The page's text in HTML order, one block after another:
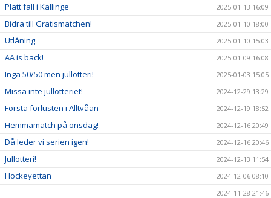
Platt fall i Kallinge 2025-01-13 16:09
Bidra till Gratismatchen! 2025-01-10 18:00
Utlåning 2025-01-10 15:03
AA is back! 2025-01-09 16:08
Inga 50/50 men jullotteri! 2025-01-03 15:05
Missa inte jullotteriet! 2024-12-29 13:29
Första förlusten i Alltvåan 2024-12-19 18:52
Hemmamatch på onsdag! 2024-12-16 20:49
Då leder vi serien igen! 2024-12-16 20:46
Jullotteri! 2024-12-13 11:54
Hockeyettan
2024-12-06 08:10
2024-11-28 21:46